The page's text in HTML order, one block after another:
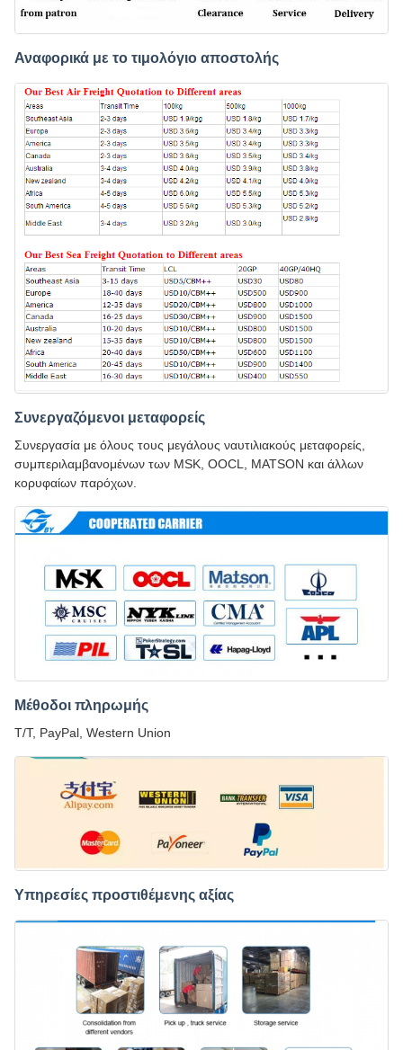
Αναφορικά με το τιμολόγιο αποστολής
Συνεργαζόμενοι μεταφορείς
Συνεργασία με όλους τους μεγάλους ναυτιλιακούς μεταφορείς,
συμπεριλαμβανομένων των MSK, OOCL, MATSON και άλλων
κορυφαίων παρόχων.
Μέθοδοι πληρωμής
T/T, PayPal, Western Union
Υπηρεσίες προστιθέμενης αξίας